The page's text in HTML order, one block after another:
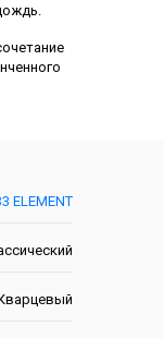
ELEMENT